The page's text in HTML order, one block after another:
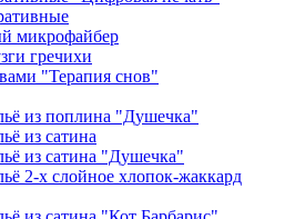
микрофайбер
гречихи
"Терапия снов"
из поплина "Душечка"
из сатина
из сатина "Душечка"
2-х слойное хлопок-жаккард